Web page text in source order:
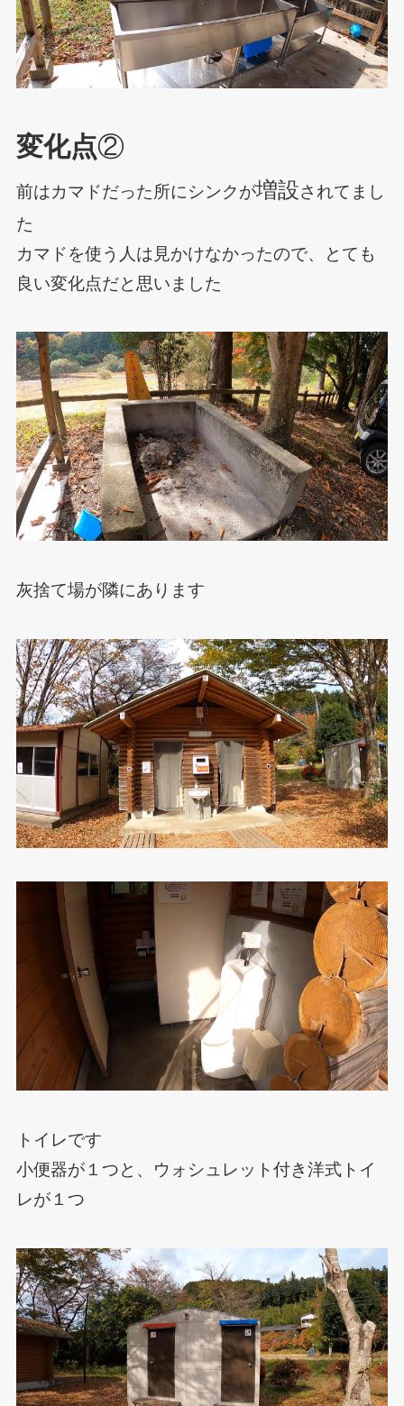
変化点②
前はカマドだった所にシンクが増設されてまし
た
カマドを使う人は見かけなかったので、とても
良い変化点だと思いました
灰捨て場が隣にあります
トイレです
小便器が１つと、ウォシュレット付き洋式トイ
レが１つ